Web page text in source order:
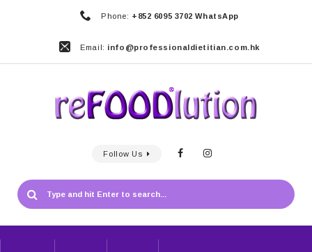
Phone: +852 6095 3702 WhatsApp
Email: info@professionaldietitian.com.hk
Follow Us